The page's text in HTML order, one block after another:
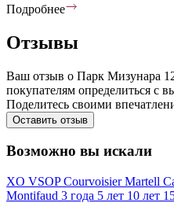
Подробнее
Отзывы
Ваш отзыв о Парк Мизунара
покупателям определиться с
Поделитесь своими
Оставить отзыв
Возможно вы искали
XO VSOPCourvoisierMartell
Montifaud 3 года 5 лет 10 лет